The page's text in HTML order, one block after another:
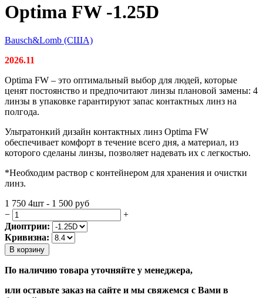
Optima FW -1.25D
Bausch&Lomb (США)
2026.11
Optima FW – это оптимальный выбор для людей, которые
ценят постоянство и предпочитают линзы плановой замены: 4
линзы в упаковке гарантируют запас контактных линз на
полгода.
Ультратонкий дизайн контактных линз Optima FW
обеспечивает комфорт в течение всего дня, а материал, из
которого сделаны линзы, позволяет надевать их с легкостью.
*Необходим раствор с контейнером для хранения и очистки
линз.
1 750 4шт - 1 500 руб
−
+
Диоптрии:
Кривизна:
В корзину
По наличию товара уточняйте у менеджера,
или оставьте заказ на сайте и мы свяжемся с Вами в